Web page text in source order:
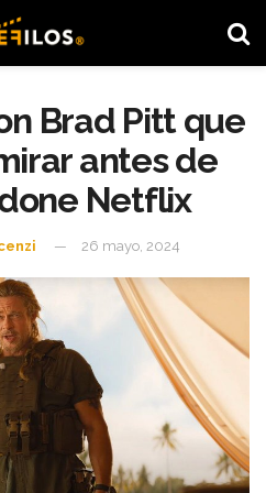
Brad Pitt que
antes de
Netflix
26 mayo, 2024